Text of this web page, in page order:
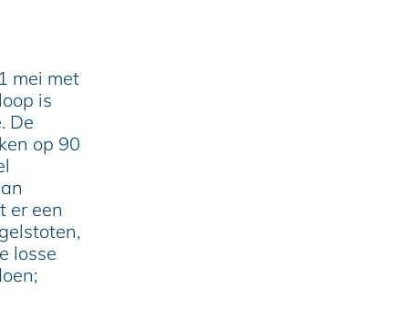
mei met
is
De
op 90
er een
losse